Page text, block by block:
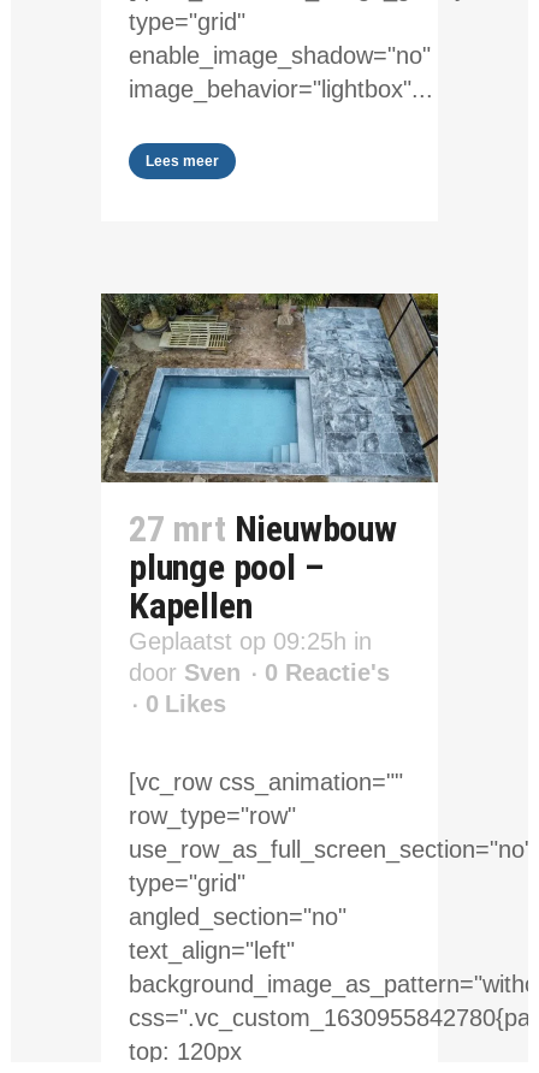
type="grid"
enable_image_shadow="no"
image_behavior="lightbox"...
Lees meer
27 mrt Nieuwbouw
plunge pool –
Kapellen
Geplaatst op 09:25h in
door Sven
0 Reactie's
0 Likes
[vc_row css_animation=""
row_type="row"
use_row_as_full_screen_section="no"
type="grid"
angled_section="no"
text_align="left"
top: 120px